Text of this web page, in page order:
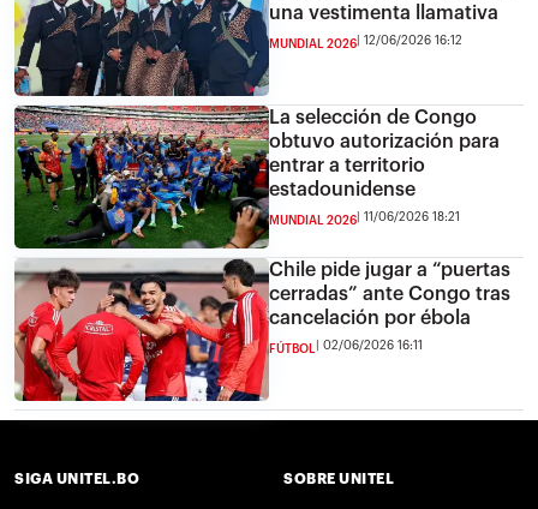
una vestimenta llamativa
MUNDIAL 2026 12/06/2026 16:12
La selección de Congo
obtuvo autorización para
entrar a territorio
estadounidense
MUNDIAL 2026 11/06/2026 18:21
Chile pide jugar a “puertas
cerradas” ante Congo tras
cancelación por ébola
FÚTBOL 02/06/2026 16:11
SIGA UNITEL.BO SOBRE UNITEL